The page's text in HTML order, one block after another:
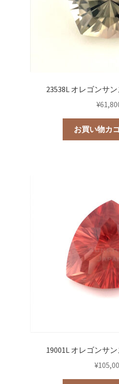
23538L オレゴンサ
¥
お買い物カ
19001L オレゴンサ
¥